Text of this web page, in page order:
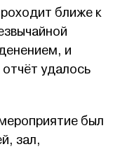
ближе к
и
удалось
был
зал,